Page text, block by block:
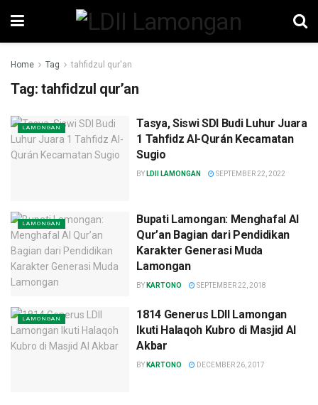
Home Tag tahfidzul qur'an
Tag: tahfidzul qur’an
LAMONGAN
Tasya, Siswi SDI Budi Luhur Juara
1 Tahfidz Al-Qurán Kecamatan
Sugio
BY LDII LAMONGAN SEPTEMBER 22, 2022
LAMONGAN
Bupati Lamongan: Menghafal Al
Qur’an Bagian dari Pendidikan
Karakter Generasi Muda
Lamongan
BY KARTONO SEPTEMBER 22, 2018
LAMONGAN
1814 Generus LDII Lamongan
Ikuti Halaqoh Kubro di Masjid Al
Akbar
BY KARTONO DECEMBER 26, 2017